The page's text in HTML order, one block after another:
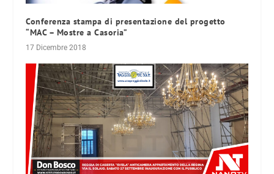
Conferenza stampa di presentazione del progetto
“MAC – Mostre a Casoria”
17 Dicembre 2018